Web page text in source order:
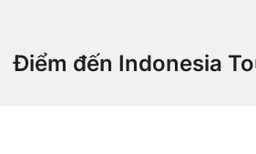
Điểm đến Indonesia